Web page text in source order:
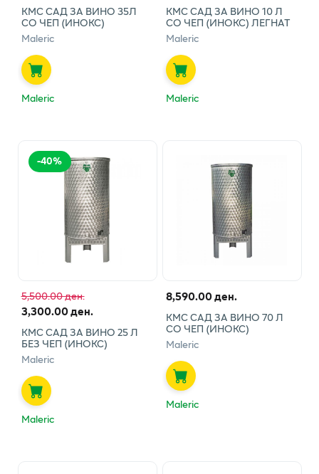
КМС САД ЗА ВИНО 35Л
СО ЧЕП (ИНОКС)
Maleric
Maleric
КМС САД ЗА ВИНО 10 Л
СО ЧЕП (ИНОКС) ЛЕГНАТ
Maleric
Maleric
-40%
5,500.00 ден.
3,300.00 ден.
КМС САД ЗА ВИНО 25 Л
БЕЗ ЧЕП (ИНОКС)
Maleric
Maleric
8,590.00 ден.
КМС САД ЗА ВИНО 70 Л
СО ЧЕП (ИНОКС)
Maleric
Maleric